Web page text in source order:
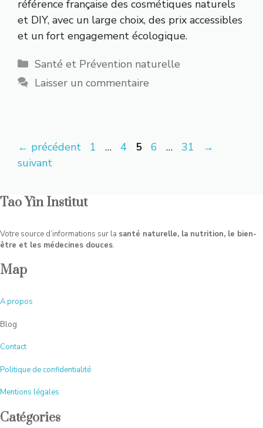
référence française des cosmétiques naturels
et DIY, avec un large choix, des prix accessibles
et un fort engagement écologique.
Catégories
Santé et Prévention naturelle
Laisser un commentaire
← précédent Page
1 … Page
4 Page
5 Page
6 … Page
31
→
suivant
Tao Yin Institut
Votre source d’informations sur la santé naturelle, la nutrition, le bien-
être et les médecines douces.
Map
Apropos
Blog
Contact
Politique de confidentialité
Mentions légales
Catégories